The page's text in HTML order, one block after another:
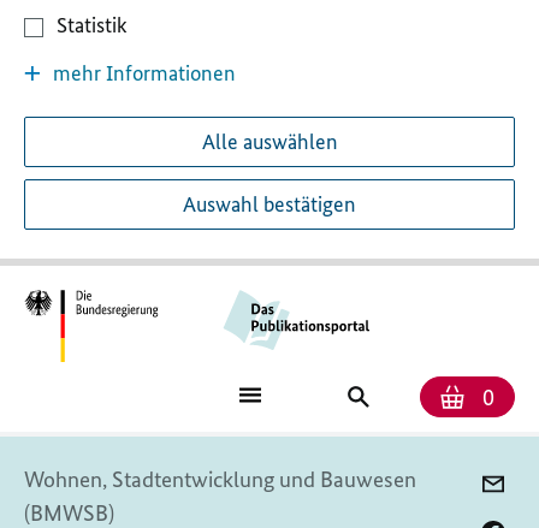
Statistik
mehr Informationen
Alle auswählen
Auswahl bestätigen
0
Wohnen, Stadtentwicklung und Bauwesen
(BMWSB)